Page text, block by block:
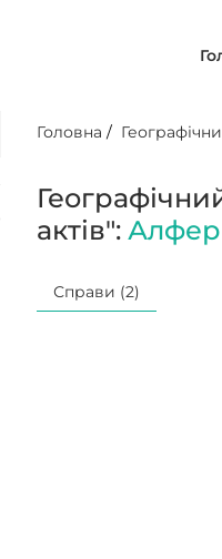
Головна /
актів":
Справи (2)